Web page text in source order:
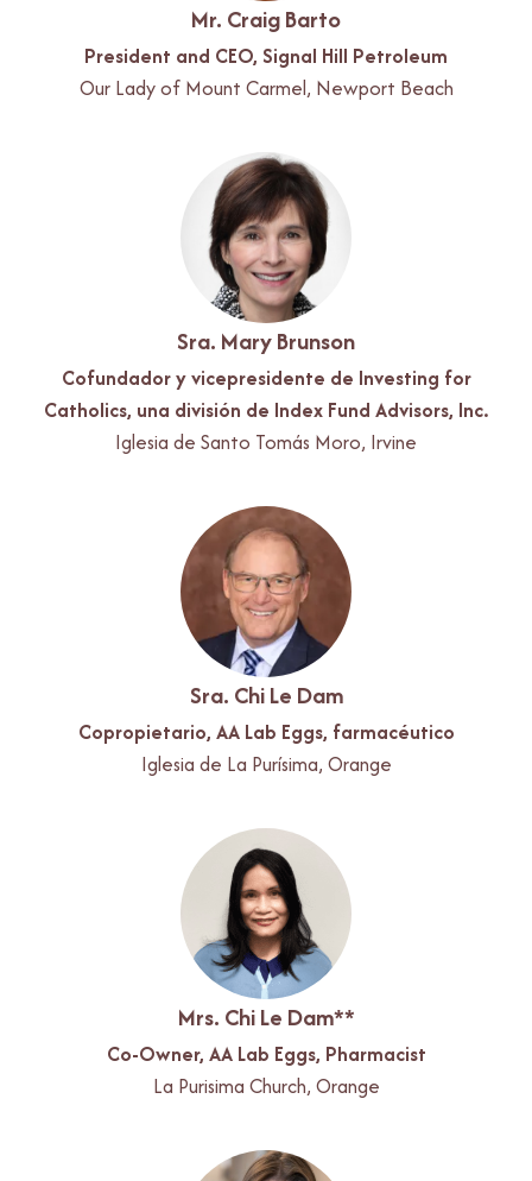
Mr. Craig Barto
President and CEO, Signal Hill Petroleum
Our Lady of Mount Carmel, Newport Beach
Sra. Mary Brunson
Cofundador y vicepresidente de Investing for
Catholics, una división de Index Fund Advisors, Inc.
Iglesia de Santo Tomás Moro, Irvine
Sra. Chi Le Dam
Copropietario, AA Lab Eggs, farmacéutico
Iglesia de La Purísima, Orange
Mrs. Chi Le Dam**
Co-Owner, AA Lab Eggs, Pharmacist
La Purisima Church, Orange